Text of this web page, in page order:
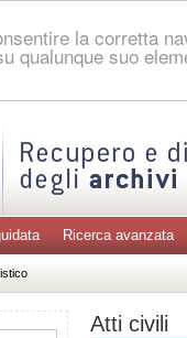
la corretta
qualunque suo
Ricerca avanzata
Atti civili